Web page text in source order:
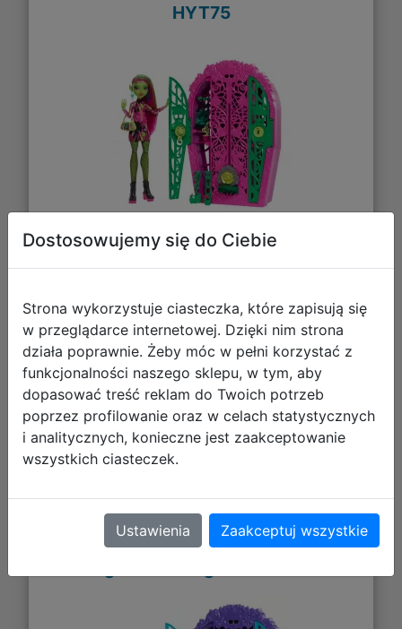
HYT75
202,85 zł
DO KOSZYKA
Galeria zdjęć
Mattel Lalka Monster High
Straszysekrety Twyla Boogeyman
Dostosowujemy się do Ciebie
Strona wykorzystuje ciasteczka, które zapisują się
w przeglądarce internetowej. Dzięki nim strona
działa poprawnie. Żeby móc w pełni korzystać z
funkcjonalności naszego sklepu, w tym, aby
dopasować treść reklam do Twoich potrzeb
poprzez profilowanie oraz w celach statystycznych
i analitycznych, konieczne jest zaakceptowanie
wszystkich ciasteczek.
Ustawienia Zaakceptuj wszystkie